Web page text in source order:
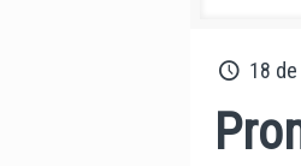
18